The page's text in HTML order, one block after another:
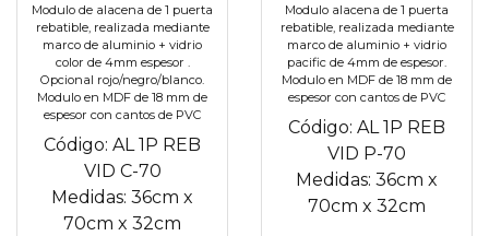
Modulo de alacena de 1 puerta
rebatible, realizada mediante
marco de aluminio + vidrio
color de 4mm espesor .
Opcional rojo/negro/blanco.
Modulo en MDF de 18 mm de
espesor con cantos de PVC
Código: AL 1P REB
VID C-70
Medidas: 36cm x
70cm x 32cm
Modulo alacena de 1 puerta
rebatible, realizada mediante
marco de aluminio + vidrio
pacific de 4mm de espesor.
Modulo en MDF de 18 mm de
espesor con cantos de PVC
Código: AL 1P REB
VID P-70
Medidas: 36cm x
70cm x 32cm